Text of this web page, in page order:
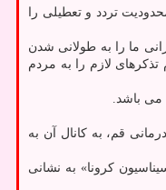
تردد و تعطیلی را
ما را به طولانی شدن
لازم را به مردم
باشد.
قم، به کانال آن به
ثبت نام واکسیناسیون کرونا» به نشانی